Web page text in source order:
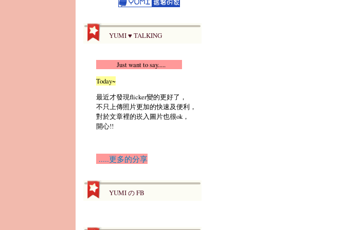
YUMI ♥ TALKING
Just want to say.....
Today~
最近才發現flicker變的更好了，
不只上傳照片更加的快速及便利，
對於文章裡的崁入圖片也很ok，
開心!!
.....更多的分享
YUMI の FB